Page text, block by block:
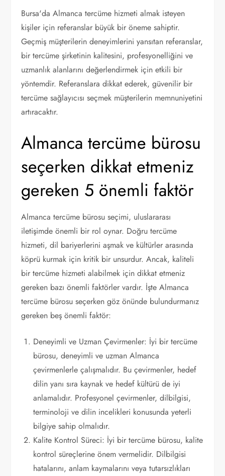
Bursa'da Almanca tercüme hizmeti almak isteyen
kişiler için referanslar büyük bir öneme sahiptir.
Geçmiş müşterilerin deneyimlerini yansıtan referanslar,
bir tercüme şirketinin kalitesini, profesyonelliğini ve
uzmanlık alanlarını değerlendirmek için etkili bir
yöntemdir. Referanslara dikkat ederek, güvenilir bir
tercüme sağlayıcısı seçmek müşterilerin memnuniyetini
artıracaktır.
Almanca tercüme bürosu
seçerken dikkat etmeniz
gereken 5 önemli faktör
Almanca tercüme bürosu seçimi, uluslararası
iletişimde önemli bir rol oynar. Doğru tercüme
hizmeti, dil bariyerlerini aşmak ve kültürler arasında
köprü kurmak için kritik bir unsurdur. Ancak, kaliteli
bir tercüme hizmeti alabilmek için dikkat etmeniz
gereken bazı önemli faktörler vardır. İşte Almanca
tercüme bürosu seçerken göz önünde bulundurmanız
gereken beş önemli faktör:
Deneyimli ve Uzman Çevirmenler: İyi bir tercüme
bürosu, deneyimli ve uzman Almanca
çevirmenlerle çalışmalıdır. Bu çevirmenler, hedef
dilin yanı sıra kaynak ve hedef kültürü de iyi
anlamalıdır. Profesyonel çevirmenler, dilbilgisi,
terminoloji ve dilin incelikleri konusunda yeterli
bilgiye sahip olmalıdır.
Kalite Kontrol Süreci: İyi bir tercüme bürosu, kalite
kontrol süreçlerine önem vermelidir. Dilbilgisi
hatalarını, anlam kaymalarını veya tutarsızlıkları